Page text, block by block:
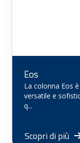
Eos
La colonna Eos
versatile e
q...
Scopri di più